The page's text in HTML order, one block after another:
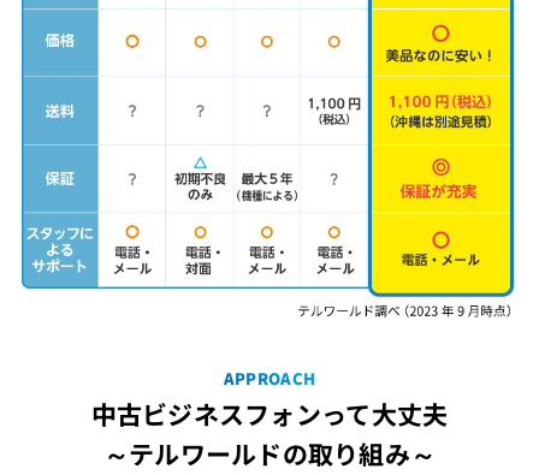
APPROACH
中古ビジネスフォンって大丈夫
～テルワールドの取り組み～